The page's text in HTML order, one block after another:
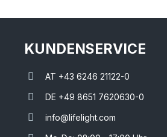
KUNDENSERVICE
AT +43 6246 21122-0
DE +49 8651 7620630-0
info@lifelight.com